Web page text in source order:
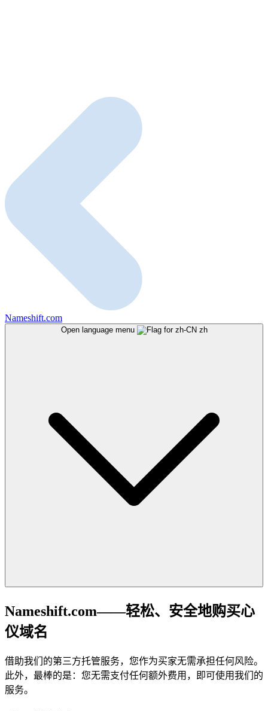
Nameshift.com
Open language menu zh
Nameshift.com——轻松、安全地购买心
仪域名
借助我们的第三方托管服务，您作为买家无需承担任何风险。
此外，最棒的是：您无需支付任何额外费用，即可使用我们的
服务。